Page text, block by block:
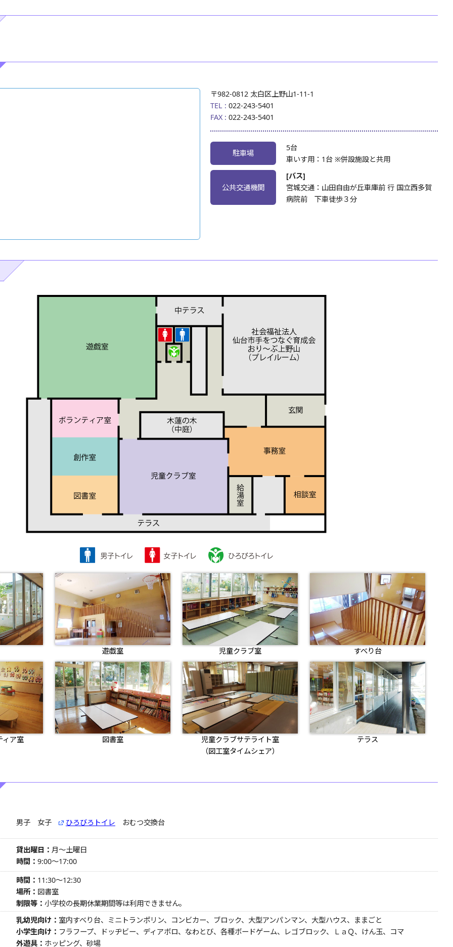
〒982-0812 太白区上野山1-11-1
TEL : 022-243-5401
FAX : 022-243-5401
駐車場
5台
車いす用：1台 ※併設施設と共用
公共交通機関
[バス]
宮城交通：山田自由が丘車庫前 行 国立西多賀
病院前 下車徒歩３分
遊戯室 児童クラブ室 すべり台
ィア室 図書室
児童クラブサテライト室
（図工室タイムシェア）
テラス
男子 女子 ひろびろトイレ おむつ交換台
貸出曜日： 月～土曜日
時間： 9:00～17:00
時間： 11:30～12:30
場所： 図書室
制限等： 小学校の長期休業期間等は利用できません。
乳幼児向け： 室内すべり台、ミニトランポリン、コンビカー、ブロック、大型アンパンマン、大型ハウス、ままごと
小学生向け： フラフープ、ドッヂビー、ディアボロ、なわとび、各種ボードゲーム、レゴブロック、ＬａＱ、けん玉、コマ
外遊具： ホッピング、砂場